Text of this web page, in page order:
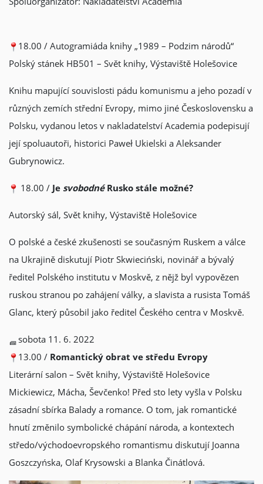
18.00 / Autogramiáda knihy „1989 – Podzim národů“
Polský stánek HB501 – Svět knihy, Výstaviště Holešovice
Knihu mapující souvislosti pádu komunismu a jeho pozadí v
různých zemích střední Evropy, mimo jiné Československu a
Polsku, vydanou letos v nakladatelství Academia podepisují
její spoluautoři, historici Paweł Ukielski a Aleksander
Gubrynowicz.
18.00 / Je svobodné Rusko stále možné?
Autorský sál, Svět knihy, Výstaviště Holešovice
O polské a české zkušenosti se současným Ruskem a válce
na Ukrajině diskutují Piotr Skwieciński, novinář a bývalý
ředitel Polského institutu v Moskvě, z nějž byl vypovězen
ruskou stranou po zahájení války, a slavista a rusista Tomáš
Glanc, který působil jako ředitel Českého centra v Moskvě.
sobota 11. 6. 2022
13.00 / Romantický obrat ve středu Evropy
Literární salon – Svět knihy, Výstaviště Holešovice
Mickiewicz, Mácha, Ševčenko! Před sto lety vyšla v Polsku
zásadní sbírka Balady a romance. O tom, jak romantické
hnutí změnilo symbolické chápání národa, a kontextech
středo/východoevropského romantismu diskutují Joanna
Goszczyńska, Olaf Krysowski a Blanka Činátlová.